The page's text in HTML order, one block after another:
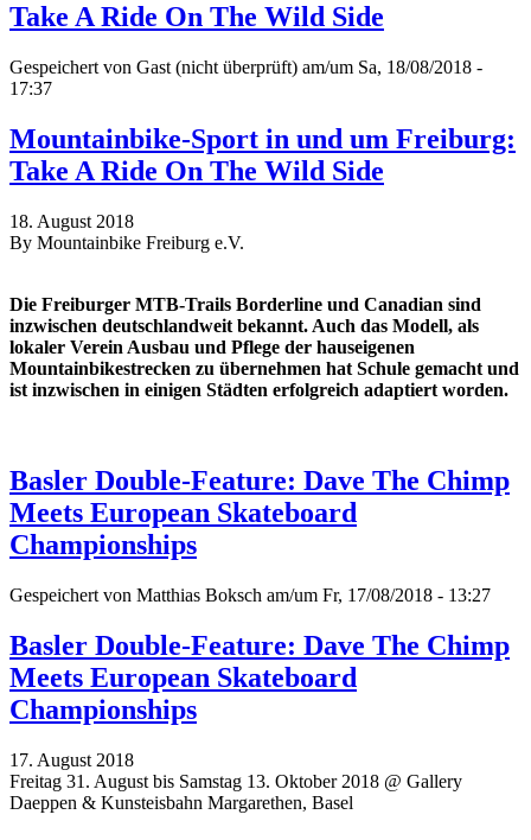
Take A Ride On The Wild Side
Gespeichert von Gast (nicht überprüft) am/um Sa, 18/08/2018 -
17:37
Mountainbike-Sport in und um Freiburg:
Take A Ride On The Wild Side
18. August 2018
By Mountainbike Freiburg e.V.
Die Freiburger MTB-Trails Borderline und Canadian sind
inzwischen deutschlandweit bekannt. Auch das Modell, als
lokaler Verein Ausbau und Pflege der hauseigenen
Mountainbikestrecken zu übernehmen hat Schule gemacht und
ist inzwischen in einigen Städten erfolgreich adaptiert worden.
Basler Double-Feature: Dave The Chimp
Meets European Skateboard
Championships
Gespeichert von Matthias Boksch am/um Fr, 17/08/2018 - 13:27
Basler Double-Feature: Dave The Chimp
Meets European Skateboard
Championships
17. August 2018
Freitag 31. August bis Samstag 13. Oktober 2018 @ Gallery
Daeppen & Kunsteisbahn Margarethen, Basel